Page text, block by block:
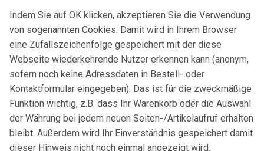
Indem Sie auf OK klicken, akzeptieren Sie die Verwendung
von sogenannten Cookies. Damit wird in Ihrem Browser
eine Zufallszeichenfolge gespeichert mit der diese
Webseite wiederkehrende Nutzer erkennen kann (anonym,
sofern noch keine Adressdaten in Bestell- oder
Kontaktformular eingegeben). Das ist für die zweckmäßige
Funktion wichtig, z.B. dass Ihr Warenkorb oder die Auswahl
der Währung bei jedem neuen Seiten-/Artikelaufruf erhalten
bleibt. Außerdem wird Ihr Einverständnis gespeichert damit
dieser Hinweis nicht noch einmal angezeigt wird.
Kontaktformular & Anfahrt
Gersbach 10, 74589 Satteldorf, Deutschland
mail@topgeo.com
+49 7950 1345